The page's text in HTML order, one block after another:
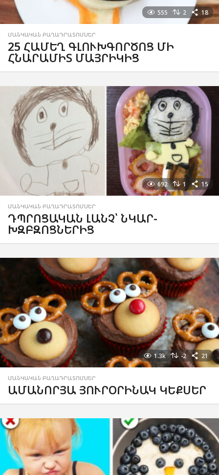
555 2 18
ՄԱՆԿԱԿԱՆ ԲԱՂԱԴՐԱՏՈՄՍԵՐ
25 ՀԱՄԵՂ ԳԼՈՒԽԳՈՐԾՈՑ ՄԻ
ՀՆԱՐԱՄԻՏ ՄԱՅՐԻԿԻՑ
692 1 15
ՄԱՆԿԱԿԱՆ ԲԱՂԱԴՐԱՏՈՄՍԵՐ
ԴՊՐՈՑԱԿԱՆ ԼԱՆՉ՝ ՆԿԱՐ-
ԽԶԲԶՈՑՆԵՐԻՑ
1.3k -2 21
ՄԱՆԿԱԿԱՆ ԲԱՂԱԴՐԱՏՈՄՍԵՐ
ԱՄԱՆՈՐՅԱ ՅՈՒՐՕՐԻՆԱԿ ԿԵՔՍԵՐ